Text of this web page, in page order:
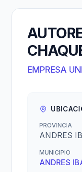
EMPRESA
PROVINCIA
ANDRES
MUNICIPIO
ANDRES